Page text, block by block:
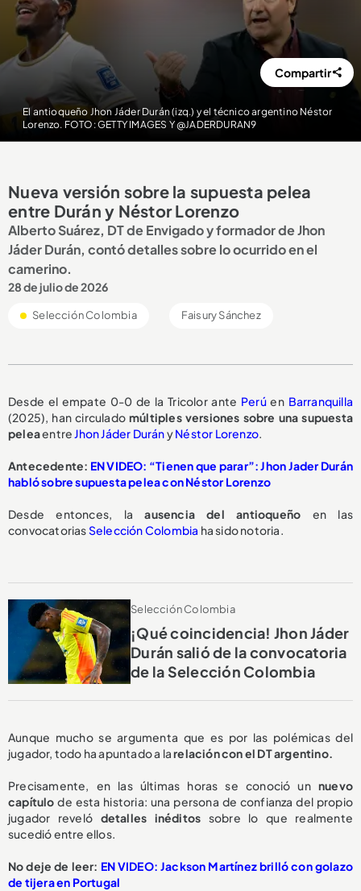
El antioqueño Jhon Jáder Durán (izq.) y el técnico argentino Néstor
Lorenzo. FOTO: GETTY IMAGES Y @JADERDURAN9
Compartir
Nueva versión sobre la supuesta pelea
entre Durán y Néstor Lorenzo
Alberto Suárez, DT de Envigado y formador de Jhon
Jáder Durán, contó detalles sobre lo ocurrido en el
camerino.
28 de julio de 2026
Selección Colombia Faisury Sánchez
Desde el empate 0-0 de la Tricolor ante Perúen Barranquilla
(2025), han circulado múltiples versiones sobre una supuesta
peleaentreJhon Jáder DurányNéstor Lorenzo.
Antecedente: EN VIDEO: “Tienen que parar”: Jhon Jader Durán
habló sobre supuesta pelea con Néstor Lorenzo
Desde entonces, laausencia del antioqueño en las
convocatoriasSelección Colombia ha sido notoria.
Selección Colombia
¡Qué coincidencia! Jhon Jáder
Durán salió de la convocatoria
de la Selección Colombia
Aunque mucho se argumenta que es por las polémicas del
jugador, todo ha apuntado a larelación con el DT argentino.
Precisamente, en las últimas horas se conoció un nuevo
capítulo de esta historia: una persona de confianza del propio
jugador reveló detalles inéditos sobre lo que realmente
sucedió entre ellos.
No deje de leer: EN VIDEO: Jackson Martínez brilló con golazo
de tijera en Portugal